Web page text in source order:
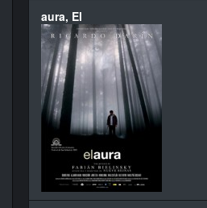
aura, El